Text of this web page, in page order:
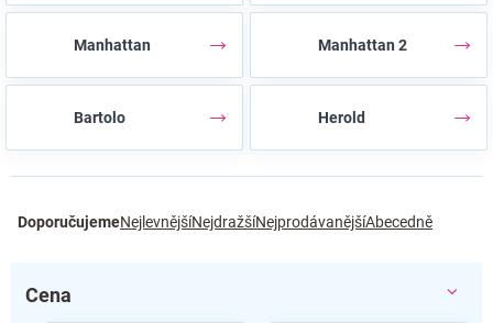
Manhattan Manhattan 2
Bartolo Herold
a
n
DoporučujemeNejlevnějšíNejdražšíNejprodávanějšíAbecedně
Cena